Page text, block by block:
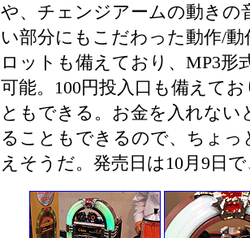
や、チェンジアームの動きの
い部分にもこだわった動作/
ロットも備えており、MP3形
可能。100円投入口も備えて
ともできる。お金を入れな
ることもできるので、ちょ
えそうだ。発売日は10月9日